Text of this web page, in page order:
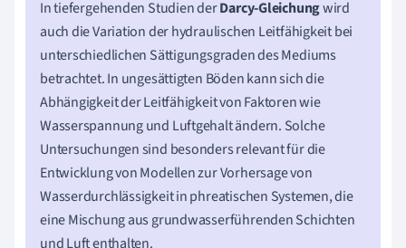
In tiefergehenden Studien derDarcy-Gleichungwird
auch die Variation der hydraulischen Leitfähigkeit bei
unterschiedlichen Sättigungsgraden des Mediums
betrachtet. In ungesättigten Böden kann sich die
Abhängigkeit der Leitfähigkeit von Faktoren wie
Wasserspannung und Luftgehalt ändern. Solche
Untersuchungen sind besonders relevant für die
Entwicklung von Modellen zur Vorhersage von
Wasserdurchlässigkeit in phreatischen Systemen, die
eine Mischung aus grundwasserführenden Schichten
und Luft enthalten.